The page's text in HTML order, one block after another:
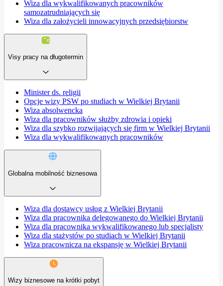
Wiza dla wykwalifikowanych pracowników
samozatrudniających się
Wiza dla założycieli innowacyjnych przedsiębiorstw
Visy pracy na długotermin
Minister ds. religii
Opcje wizy PSW po studiach w Wielkiej Brytanii
Wiza absolwencka
Wiza dla pracowników służby zdrowia i opieki
Wiza dla szybko rozwijających się firm w Wielkiej Brytanii
Wiza dla wykwalifikowanych pracowników
Globalna mobilność biznesowa
Wiza dla dostawcy usług z Wielkiej Brytanii
Wiza dla pracownika delegowanego do Wielkiej Brytanii
Wiza dla pracownika wykwalifikowanego lub specjalisty
Wiza dla stażystów po studiach w Wielkiej Brytanii
Wiza pracownicza na ekspansję w Wielkiej Brytanii
Wizy biznesowe na krótki pobyt